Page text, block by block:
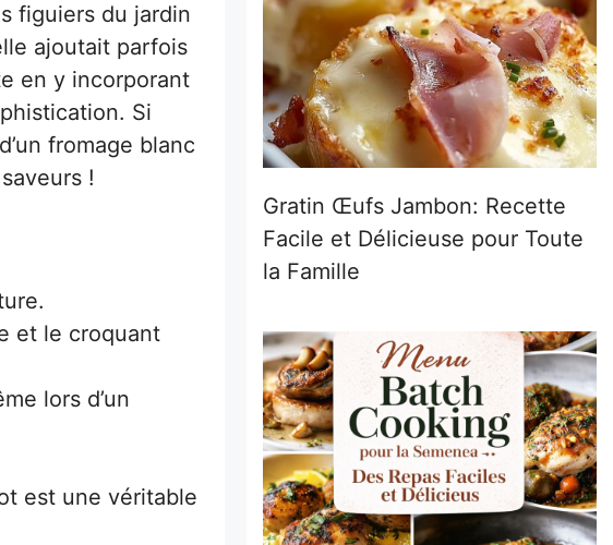
figuiers du jardin
ajoutait parfois
en y incorporant
Si
fromage blanc
!
et le croquant
lors d’un
est une véritable
Gratin Œufs Jambon: Recette
Facile et Délicieuse pour Toute
la Famille